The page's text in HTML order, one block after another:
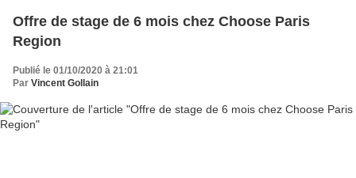
Offre de stage de 6 mois chez Choose Paris
Region
Publié le 01/10/2020 à 21:01
Par Vincent Gollain